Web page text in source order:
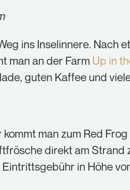
ins Inselinnere. Nach
man an der Farm Up in
guten Kaffee und
man zum Red
direkt am Strand
in Höhe